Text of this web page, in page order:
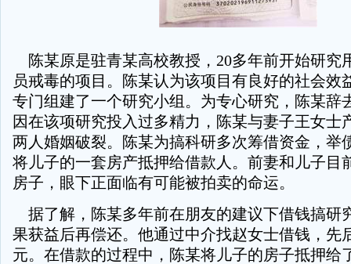
陈某原是驻青某高校教授，20多年前开始研究
员戒毒的项目。陈某认为该项目有良好的社会效
专门组建了一个研究小组。为专心研究，陈某辞
因在该项研究投入过多精力，陈某与妻子王女士
两人婚姻破裂。陈某为搞科研多次筹借资金，举
将儿子的一套房产抵押给借款人。前妻和儿子目
房子，眼下正面临有可能被拍卖的命运。
据了解，陈某多年前在朋友的建议下借钱搞研
果获益后再偿还。他通过中介找赵女士借钱，先
元。在借款的过程中，陈某将儿子的房子抵押给